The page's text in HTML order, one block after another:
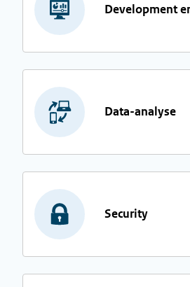
Development
Data-analyse
Security